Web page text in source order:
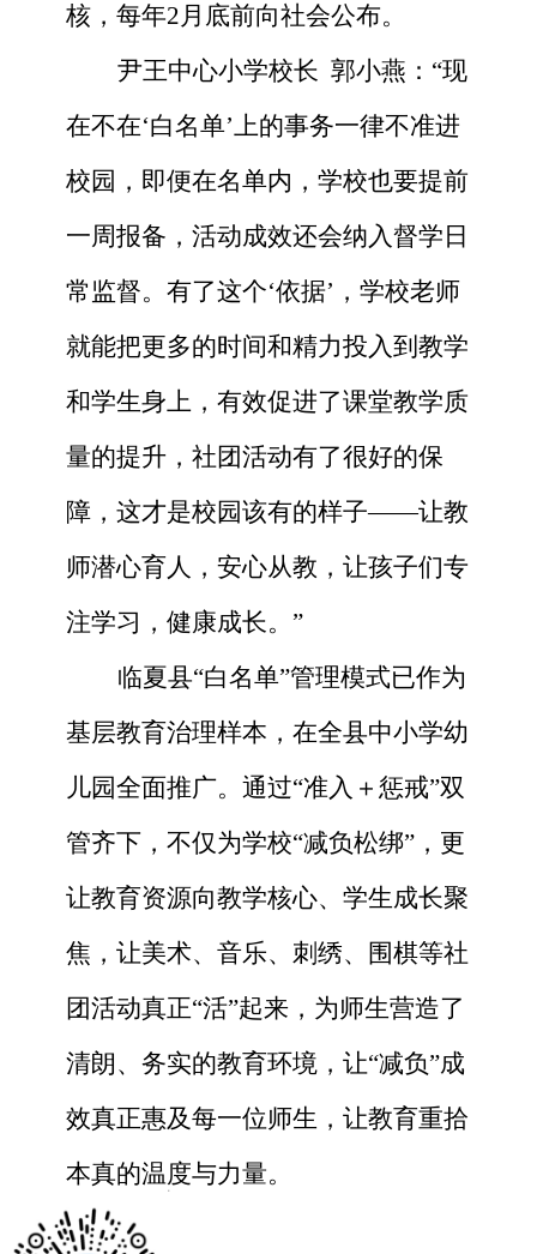
核，每年2月底前向社会公布。
尹王中心小学校长 郭小燕：“现
在不在‘白名单’上的事务一律不准进
校园，即便在名单内，学校也要提前
一周报备，活动成效还会纳入督学日
常监督。有了这个‘依据’，学校老师
就能把更多的时间和精力投入到教学
和学生身上，有效促进了课堂教学质
量的提升，社团活动有了很好的保
障，这才是校园该有的样子——让教
师潜心育人，安心从教，让孩子们专
注学习，健康成长。”
临夏县“白名单”管理模式已作为
基层教育治理样本，在全县中小学幼
儿园全面推广。通过“准入＋惩戒”双
管齐下，不仅为学校“减负松绑”，更
让教育资源向教学核心、学生成长聚
焦，让美术、音乐、刺绣、围棋等社
团活动真正“活”起来，为师生营造了
清朗、务实的教育环境，让“减负”成
效真正惠及每一位师生，让教育重拾
本真的温度与力量。
x